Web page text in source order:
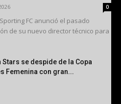
0
FC anunció el pasado
de su nuevo director técnico para
Stars se despide de la Copa
Femenina con gran...